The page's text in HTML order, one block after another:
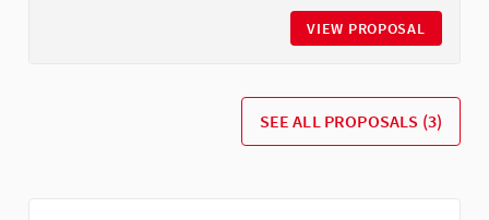
VIEW PROPOSAL
SEE ALL PROPOSALS (3)